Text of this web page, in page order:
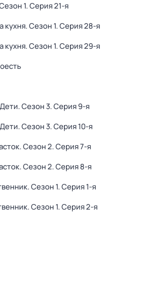
1. Серия 21-я
кухня. Сезон 1. Серия 28-я
кухня. Сезон 1. Серия 29-я
. Сезон 3. Серия 9-я
. Сезон 3. Серия 10-я
. Сезон 2. Серия 7-я
. Сезон 2. Серия 8-я
. Сезон 1. Серия 1-я
. Сезон 1. Серия 2-я